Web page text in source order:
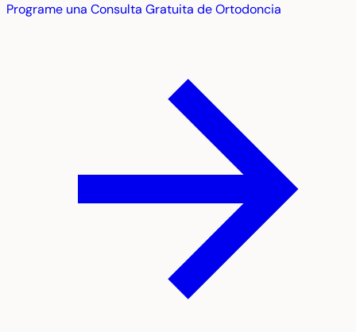
Programe una Consulta Gratuita de Ortodoncia